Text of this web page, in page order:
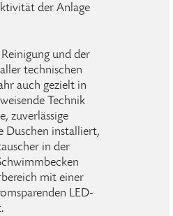
der Anlage
und der
technischen
auch gezielt in
Technik
zuverlässige
Duschen installiert,
in der
mit einer
LED-